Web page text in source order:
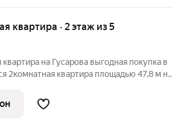
квартира · 2 этаж из 5
Гусарова выгодная покупка в
2комнатная квартира площадью 47,8 м на